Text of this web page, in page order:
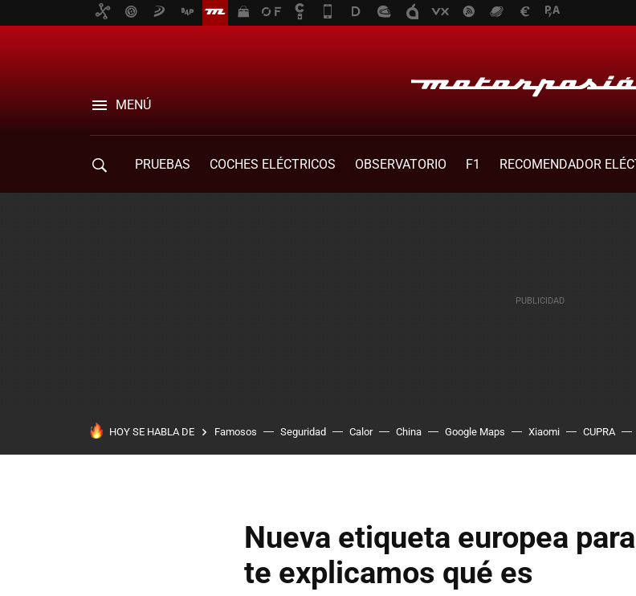
MENÚ
PRUEBAS COCHES ELÉCTRICOS OBSERVATORIO F1
RECOMENDADOR
HOY SE HABLA DE Famosos Seguridad Calor China Google Maps Xiaomi CUPRA
Nueva etiqueta europea
te explicamos qué es